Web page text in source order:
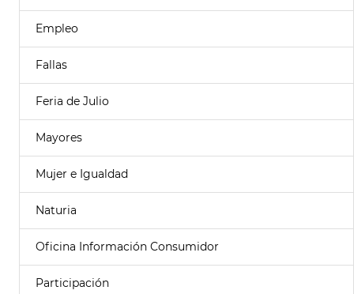
Empleo
Fallas
Feria de Julio
Mayores
Mujer e Igualdad
Naturia
Oficina Información Consumidor
Participación